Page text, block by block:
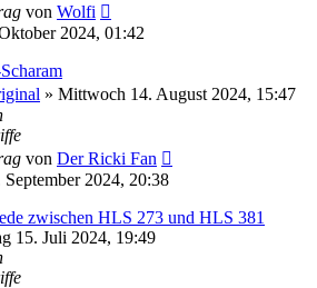
von Wolfi
2024, 01:42
» Mittwoch 14. August 2024, 15:47
von Der Ricki Fan
September 2024, 20:38
zwischen HLS 273 und HLS 381
15. Juli 2024, 19:49